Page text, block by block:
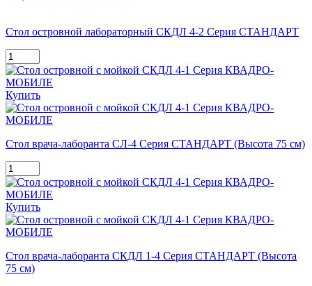
Стол островной лабораторный СКДЛ 4-2 Серия СТАНДАРТ
Купить
Стол врача-лаборанта СЛ-4 Серия СТАНДАРТ (Высота 75 см)
Купить
Стол врача-лаборанта СКДЛ 1-4 Серия СТАНДАРТ (Высота
75 см)